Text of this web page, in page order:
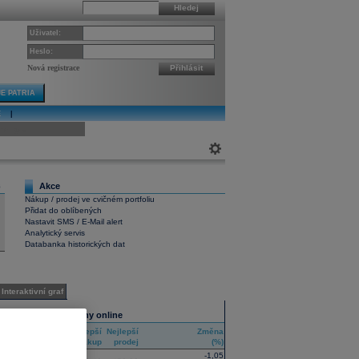
Hledej
Uživatel:
Heslo:
Nová registrace Přihlásit
PATRIA
Akce
Nákup / prodej ve cvičném portfoliu
Přidat do oblíbených
Nastavit SMS / E-Mail alert
Analytický servis
Databanka historických dat
Interaktivní graf
Všechny trhy online
Nejlepší
nákup
Nejlepší
prodej
Změna
(%)
-1,05